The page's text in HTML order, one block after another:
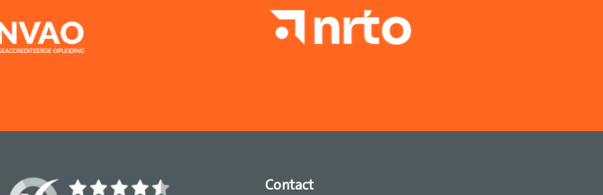
Contact